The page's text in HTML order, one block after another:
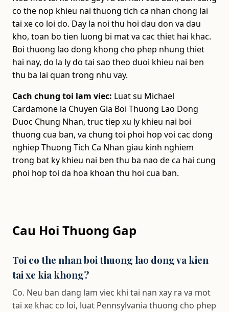
co the nop khieu nai thuong tich ca nhan chong lai
tai xe co loi do. Day la noi thu hoi dau don va dau
kho, toan bo tien luong bi mat va cac thiet hai khac.
Boi thuong lao dong khong cho phep nhung thiet
hai nay, do la ly do tai sao theo duoi khieu nai ben
thu ba lai quan trong nhu vay.
Cach chung toi lam viec: Luat su Michael
Cardamone la Chuyen Gia Boi Thuong Lao Dong
Duoc Chung Nhan, truc tiep xu ly khieu nai boi
thuong cua ban, va chung toi phoi hop voi cac dong
nghiep Thuong Tich Ca Nhan giau kinh nghiem
trong bat ky khieu nai ben thu ba nao de ca hai cung
phoi hop toi da hoa khoan thu hoi cua ban.
Cau Hoi Thuong Gap
Toi co the nhan boi thuong lao dong va kien
tai xe kia khong?
Co. Neu ban dang lam viec khi tai nan xay ra va mot
tai xe khac co loi, luat Pennsylvania thuong cho phep